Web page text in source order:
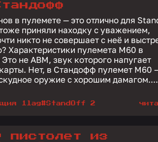
в пулемете — это отлично для
приняли находку с уважением,
никто не совершает с неё и
в
Нет, в Стандофф пулемет М60
оружие с хорошим дамагом....
1lag#StandOff 2
пистолет из